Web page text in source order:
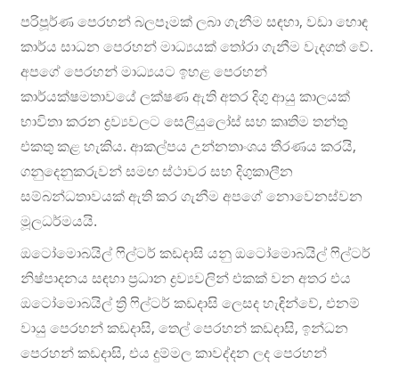
පරිපූර්ණ පෙරහන් බලපෑමක් ලබා ගැනීම සඳහා, වඩා හොඳ
කාර්ය සාධන පෙරහන් මාධ්‍යයක් තෝරා ගැනීම වැදගත් වේ.
අපගේ පෙරහන් මාධ්‍යයට ඉහළ පෙරහන්
කාර්යක්ෂමතාවයේ ලක්ෂණ ඇති අතර දිගු ආයු කාලයක්
භාවිතා කරන ද්‍රව්‍යවලට සෙලියුලෝස් සහ කෘතිම තන්තු
එකතු කළ හැකිය. ආකල්පය උන්නතාංශය තීරණය කරයි,
ගනුදෙනුකරුවන් සමඟ ස්ථාවර සහ දිගුකාලීන
සම්බන්ධතාවයක් ඇති කර ගැනීම අපගේ නොවෙනස්වන
මූලධර්මයයි.
ඔටෝමොබයිල් ෆිල්ටර් කඩදාසි යනු ඔටෝමොබයිල් ෆිල්ටර්
නිෂ්පාදනය සඳහා ප්‍රධාන ද්‍රව්‍යවලින් එකක් වන අතර එය
ඔටෝමොබයිල් ත්‍රි ෆිල්ටර් කඩදාසි ලෙසද හැඳින්වේ, එනම්
වායු පෙරහන් කඩදාසි, තෙල් පෙරහන් කඩදාසි, ඉන්ධන
පෙරහන් කඩදාසි, එය දුම්මල කාවද්දන ලද පෙරහන්